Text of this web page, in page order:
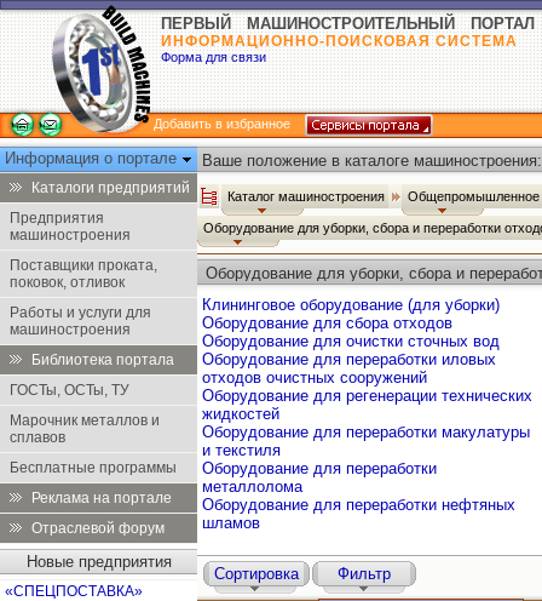
ПЕРВЫЙ МАШИНОСТРОИТЕЛЬНЫЙ ПОРТАЛ
ИНФОРМАЦИОННО-ПОИСКОВАЯ СИСТЕМА
Форма для связи
Добавить в избранное
Информация о портале
Каталоги предприятий
Предприятия
машиностроения
Поставщики проката,
поковок, отливок
Работы и услуги для
машиностроения
Библиотека портала
ГОСТы, ОСТы, ТУ
Марочник металлов и
сплавов
Бесплатные программы
Реклама на портале
Отраслевой форум
Новые предприятия
«СПЕЦПОСТАВКА»
Ваше положение в каталоге машиностроения:
Каталог машиностроения Общепромышленное
Оборудование для уборки, сбора и переработки
Оборудование для уборки, сбора и
Клининговое оборудование (для уборки)
Оборудование для сбора отходов
Оборудование для очистки сточных вод
Оборудование для переработки иловых
отходов очистных сооружений
Оборудование для регенерации технических
жидкостей
Оборудование для переработки макулатуры
и текстиля
Оборудование для переработки
металлолома
Оборудование для переработки нефтяных
шламов
Сортировка Фильтр